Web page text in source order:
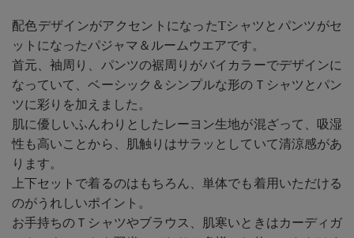
配色デザインがアクセントになったTシャツとパンツがセ
ットになったパジャマ＆ルームウエアです。
首元、袖周り、パンツの裾周りがバイカラーでデザインに
なっていて、ベーシック＆シンプルな形のＴシャツとパン
ツに彩りを加えました。
肌に優しいふんわりとしたレーヨン生地が混ざって、吸湿
性も高いことから、肌触りはサラッとしていて清涼感があ
ります。
上下セットで着るのはもちろん、単体でも着用いただける
のがうれしいポイント。
お手持ちのＴシャツやブラウス、肌寒いときはカーディガ